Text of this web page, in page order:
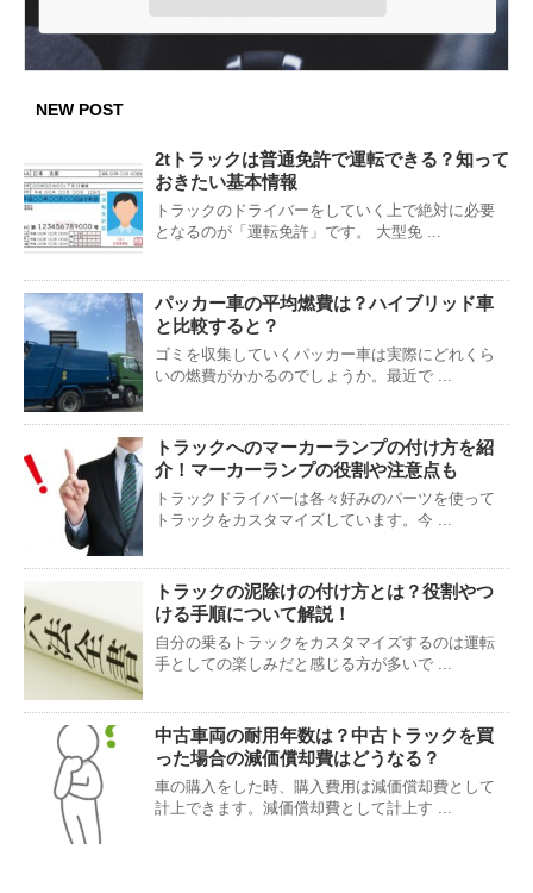
NEW POST
2tトラックは普通免許で運転できる？知って
おきたい基本情報
トラックのドライバーをしていく上で絶対に必要
となるのが「運転免許」です。 大型免 ...
パッカー車の平均燃費は？ハイブリッド車
と比較すると？
ゴミを収集していくパッカー車は実際にどれくら
いの燃費がかかるのでしょうか。最近で ...
トラックへのマーカーランプの付け方を紹
介！マーカーランプの役割や注意点も
トラックドライバーは各々好みのパーツを使って
トラックをカスタマイズしています。今 ...
トラックの泥除けの付け方とは？役割やつ
ける手順について解説！
自分の乗るトラックをカスタマイズするのは運転
手としての楽しみだと感じる方が多いで ...
中古車両の耐用年数は？中古トラックを買
った場合の減価償却費はどうなる？
車の購入をした時、購入費用は減価償却費として
計上できます。減価償却費として計上す ...